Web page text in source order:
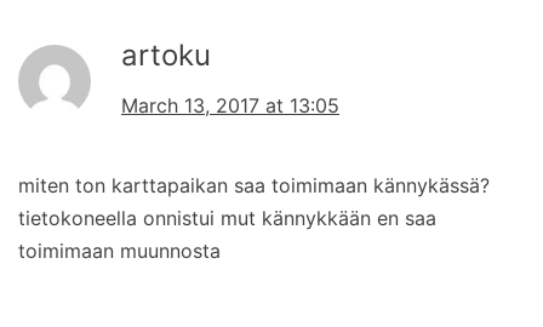
artoku
March 13, 2017 at 13:05
miten ton karttapaikan saa toimimaan kännykässä?
tietokoneella onnistui mut kännykkään en saa
toimimaan muunnosta